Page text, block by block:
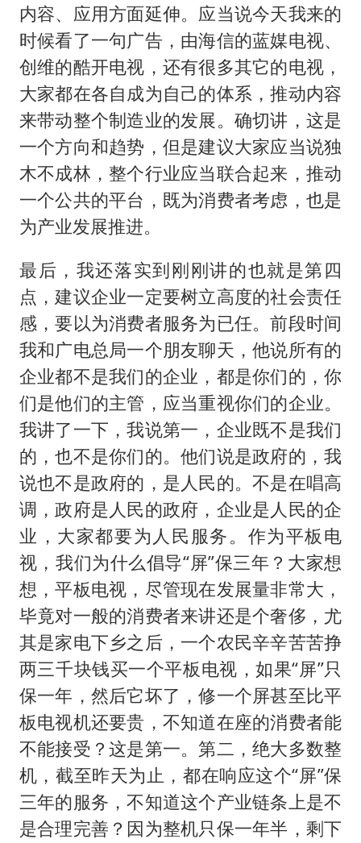
内容、应用方面延伸。应当说今天我来的
时候看了一句广告，由海信的蓝媒电视、
创维的酷开电视，还有很多其它的电视，
大家都在各自成为自己的体系，推动内容
来带动整个制造业的发展。确切讲，这是
一个方向和趋势，但是建议大家应当说独
木不成林，整个行业应当联合起来，推动
一个公共的平台，既为消费者考虑，也是
为产业发展推进。
最后，我还落实到刚刚讲的也就是第四
点，建议企业一定要树立高度的社会责任
感，要以为消费者服务为已任。前段时间
我和广电总局一个朋友聊天，他说所有的
企业都不是我们的企业，都是你们的，你
们是他们的主管，应当重视你们的企业。
我讲了一下，我说第一，企业既不是我们
的，也不是你们的。他们说是政府的，我
说也不是政府的，是人民的。不是在唱高
调，政府是人民的政府，企业是人民的企
业，大家都要为人民服务。作为平板电
视，我们为什么倡导“屏”保三年？大家想
想，平板电视，尽管现在发展量非常大，
毕竟对一般的消费者来讲还是个奢侈，尤
其是家电下乡之后，一个农民辛辛苦苦挣
两三千块钱买一个平板电视，如果“屏”只
保一年，然后它坏了，修一个屏甚至比平
板电视机还要贵，不知道在座的消费者能
不能接受？这是第一。第二，绝大多数整
机，截至昨天为止，都在响应这个“屏”保
三年的服务，不知道这个产业链条上是不
是合理完善？因为整机只保一年半，剩下